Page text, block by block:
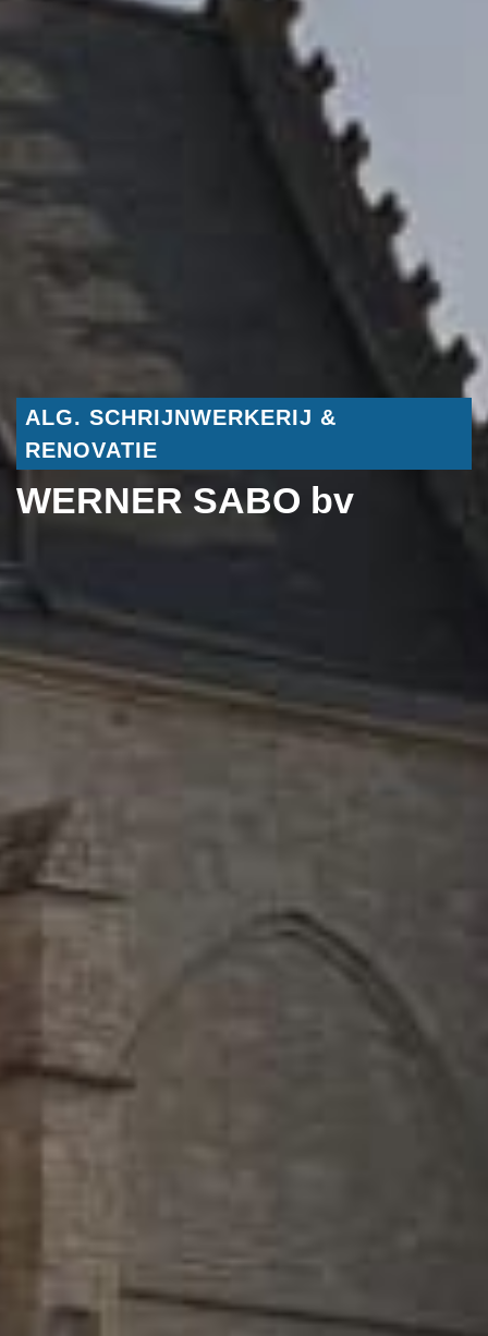
ALG. SCHRIJNWERKERIJ &
RENOVATIE
WERNER SABO bv